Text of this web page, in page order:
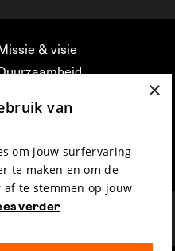
& visie
bij FFG
& Disclaimer
×
van
om jouw surfervaring
te maken en om de
te stemmen op jouw
verder